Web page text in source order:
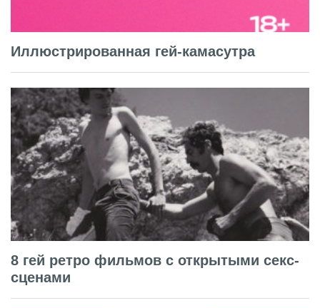
Иллюстрированная гей-камасутра
8 гей ретро фильмов с открытыми секс-
сценами